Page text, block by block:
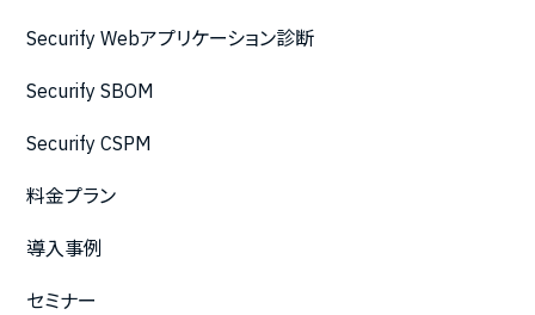
Securify Webアプリケーション診断
Securify SBOM
Securify CSPM
料金プラン
導入事例
セミナー